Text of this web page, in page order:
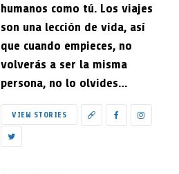
humanos como tú. Los viajes
son una lección de vida, así
que cuando empieces, no
volverás a ser la misma
persona, no lo olvides…
VIEW STORIES